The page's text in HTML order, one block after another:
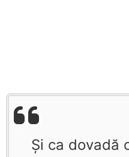
Şi ca dovadă